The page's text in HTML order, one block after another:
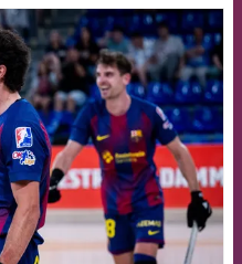
Barcelona badge